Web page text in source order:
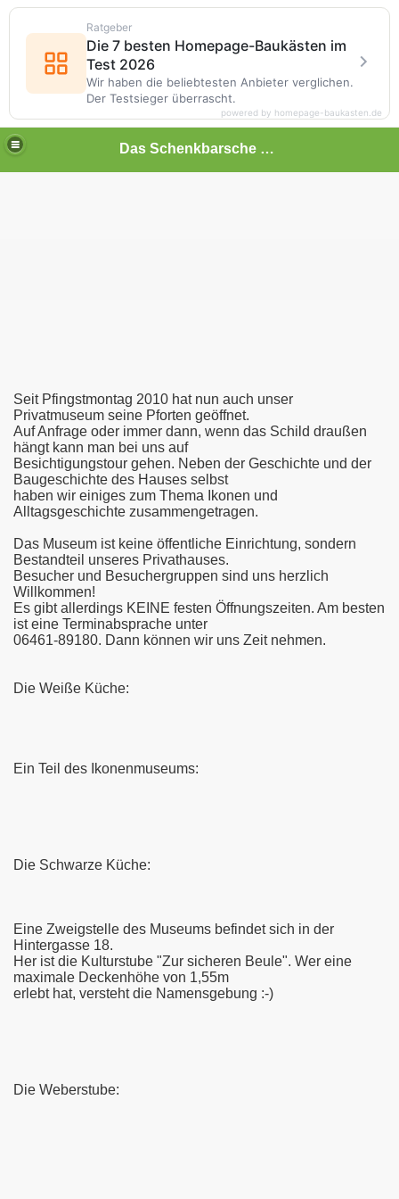
Das Schenkbarsche Haus in Biedenkopf
Seit Pfingstmontag 2010 hat nun auch unser
Privatmuseum seine Pforten geöffnet.
Auf Anfrage oder immer dann, wenn das Schild draußen
hängt kann man bei uns auf
Besichtigungstour gehen. Neben der Geschichte und der
Baugeschichte des Hauses selbst
haben wir einiges zum Thema Ikonen und
Alltagsgeschichte zusammengetragen.
Das Museum ist keine öffentliche Einrichtung, sondern
Bestandteil unseres Privathauses.
Besucher und Besuchergruppen sind uns herzlich
Willkommen!
Es gibt allerdings KEINE festen Öffnungszeiten. Am besten
ist eine Terminabsprache unter
06461-89180. Dann können wir uns Zeit nehmen.
Die Weiße Küche:
Ein Teil des Ikonenmuseums:
Die Schwarze Küche:
Eine Zweigstelle des Museums befindet sich in der
Hintergasse 18.
Her ist die Kulturstube "Zur sicheren Beule". Wer eine
maximale Deckenhöhe von 1,55m
erlebt hat, versteht die Namensgebung :-)
Die Weberstube:
Ratgeber
Die 7 besten Homepage-Baukästen im
Test 2026
Wir haben die beliebtesten Anbieter verglichen.
Der Testsieger überrascht.
powered by homepage-baukasten.de